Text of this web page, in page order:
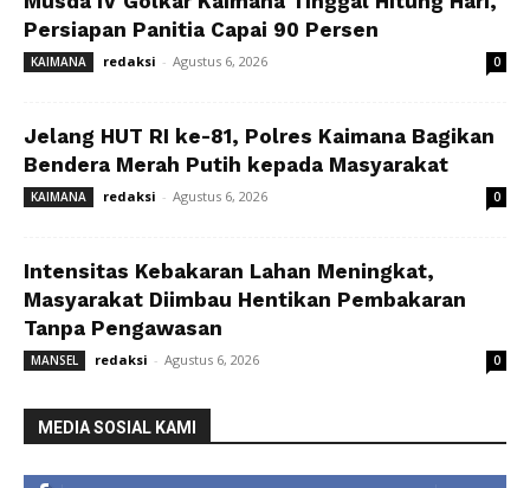
Persiapan Panitia Capai 90 Persen
KAIMANA redaksi - Agustus 6, 2026 0
Jelang HUT RI ke-81, Polres Kaimana Bagikan
Bendera Merah Putih kepada Masyarakat
KAIMANA redaksi - Agustus 6, 2026 0
Intensitas Kebakaran Lahan Meningkat,
Masyarakat Diimbau Hentikan Pembakaran
Tanpa Pengawasan
MANSEL redaksi - Agustus 6, 2026 0
MEDIA SOSIAL KAMI